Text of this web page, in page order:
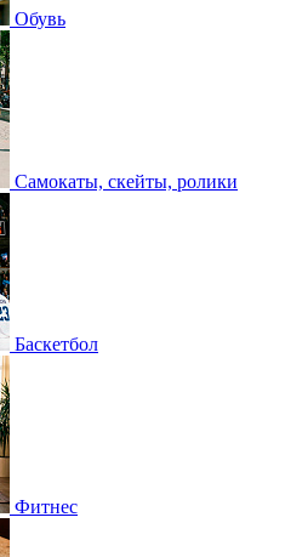
Обувь
Самокаты, скейты, ролики
Баскетбол
Фитнес